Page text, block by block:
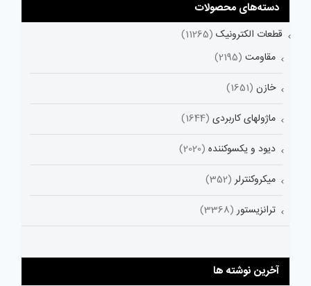
دسته‌های محصولات
قطعات الکترونیک (11265)
مقاومت (2195)
خازن (1651)
ماژولهای کاربردی (1644)
دیود و یکسوکننده (2020)
میکروکنترلر (352)
ترانزیستور (3368)
آخرین نوشته ها